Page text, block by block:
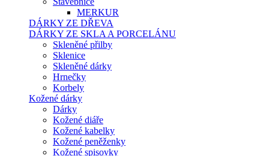
MERKUR
DÁRKY ZE DŘEVA
DÁRKY ZE SKLA A PORCELÁNU
Skleněné přilby
Sklenice
Skleněné dárky
Hrnečky
Korbely
Kožené dárky
Dárky
Kožené diáře
Kožené kabelky
Kožené peněženky
Kožené spisovky